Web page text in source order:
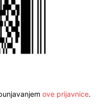
ove prijavnice.